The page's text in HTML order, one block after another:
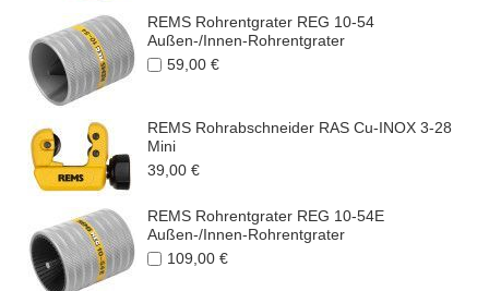
REMS Rohrentgrater REG 10-54
Außen-/Innen-Rohrentgrater
59,00 €
REMS Rohrabschneider RAS Cu-INOX 3-28
Mini
39,00 €
REMS Rohrentgrater REG 10-54E
Außen-/Innen-Rohrentgrater
109,00 €